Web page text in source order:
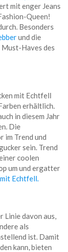
mit enger Jeans
Queen!
Besonders
und die
Haves des
mit Echtfell
erhältlich.
in diesem Jahr
Die
im Trend und
sein. Trend
coolen
um und ergatter
Echtfell.
davon aus,
als
ist. Damit
kann, bieten